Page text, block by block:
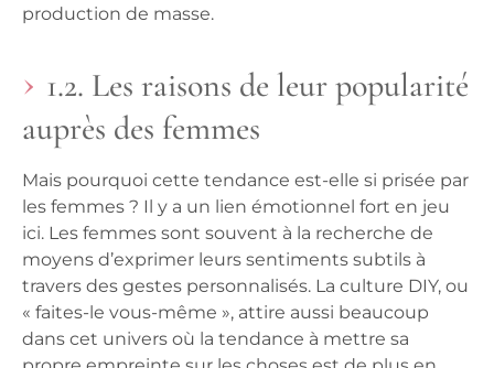
production de masse.
1.2. Les raisons de leur popularité
auprès des femmes
Mais pourquoi cette tendance est-elle si prisée par
les femmes ? Il y a un lien émotionnel fort en jeu
ici. Les femmes sont souvent à la recherche de
moyens d’exprimer leurs sentiments subtils à
travers des gestes personnalisés. La culture DIY, ou
« faites-le vous-même », attire aussi beaucoup
dans cet univers où la tendance à mettre sa